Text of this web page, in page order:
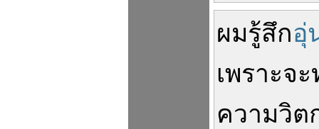
ผมรู้สึกอุ่
เพราะจะ
ความวิต